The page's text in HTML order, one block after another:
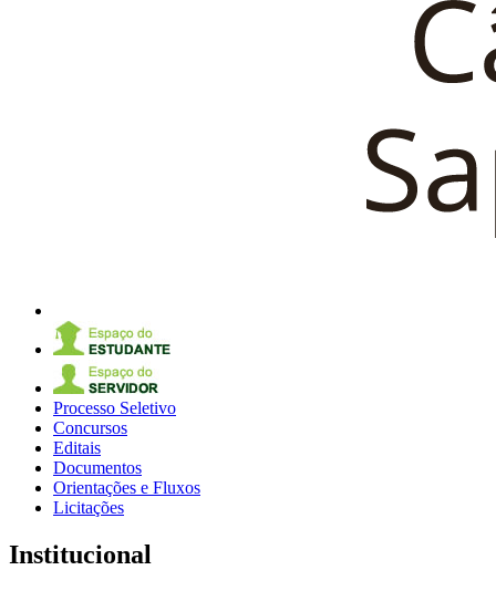
Processo Seletivo
Concursos
Editais
Documentos
Orientações e Fluxos
Licitações
Institucional